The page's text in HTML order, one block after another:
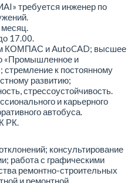
требуется инженер по
месяц.
17.00.
КОМПАС и AutoCAD; высшее
«Промышленное и
стремление к постоянному
развитию;
стрессоустойчивость.
и карьерного
автобуса.
РК.
консультирование
работа с графическими
ремонтно-строительных
и ремонтной